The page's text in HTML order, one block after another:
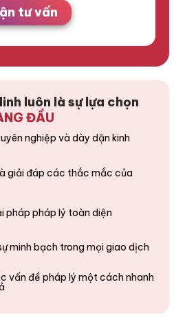
tư vấn
luôn là sự lựa chọn
ĐẦU
nghiệp và dày dặn kinh
giải đáp các thắc mắc của
pháp pháp lý toàn diện
minh bạch trong mọi giao dịch
vấn đề pháp lý một cách nhanh